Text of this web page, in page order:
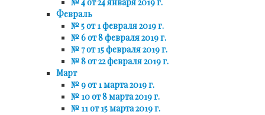
Февраль
№ 5 от 1 февраля 2019 г.
№ 6 от 8 февраля 2019 г.
№ 7 от 15 февраля 2019 г.
№ 8 от 22 февраля 2019 г.
Март
№ 9 от 1 марта 2019 г.
№ 10 от 8 марта 2019 г.
№ 11 от 15 марта 2019 г.